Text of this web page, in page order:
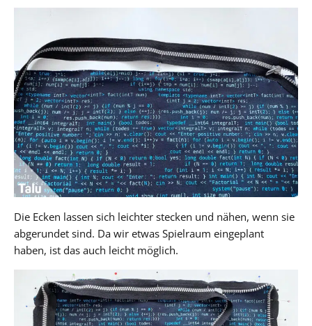
Die Ecken lassen sich leichter stecken und nähen, wenn sie
abgerundet sind. Da wir etwas Spielraum eingeplant
haben, ist das auch leicht möglich.